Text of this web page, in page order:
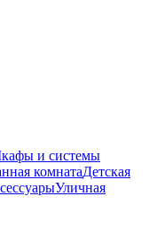
и системы
комнатаДетская
Уличная